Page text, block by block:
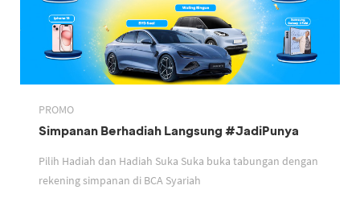
PROMO
Simpanan Berhadiah Langsung #JadiPunya
Pilih Hadiah dan Hadiah Suka Suka buka tabungan dengan
rekening simpanan di BCA Syariah